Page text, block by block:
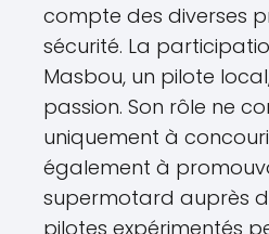
compte des diverses
sécurité. La
Masbou, un pilote
passion. Son rôle ne
uniquement à
également à
supermotard auprès
pilotes expérimentés